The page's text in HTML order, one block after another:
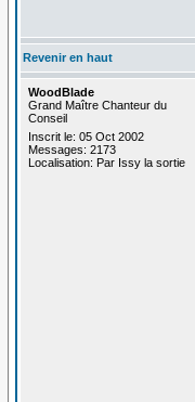
Revenir en haut
WoodBlade
Grand Maître Chanteur du
Conseil
Inscrit le: 05 Oct 2002
Messages: 2173
Localisation: Par Issy la sortie